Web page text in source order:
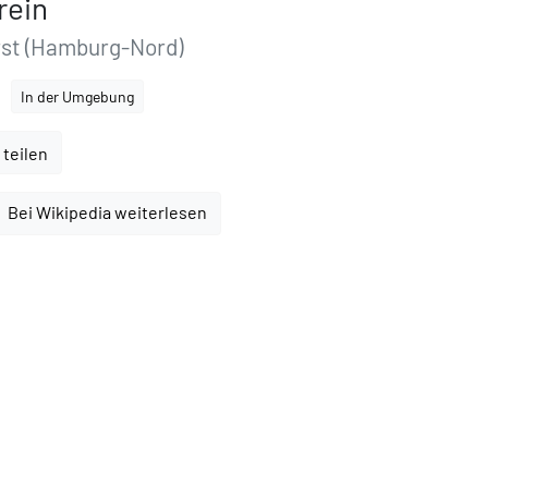
(Hamburg-Nord)
In der Umgebung
teilen
Bei Wikipedia weiterlesen